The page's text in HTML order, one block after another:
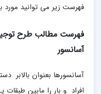
فهرست زیر می توانید مورد
فهرست مطالب طرح
آسانسور
آسانسورها بعنوان بالابر
افراد و بار را مابین